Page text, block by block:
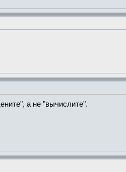
а не "вычислите".